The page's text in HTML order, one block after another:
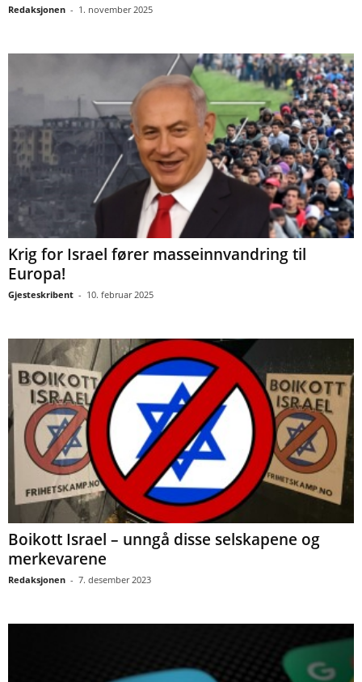
Redaksjonen - 1. november 2025
Krig for Israel fører masseinnvandring til
Europa!
Gjesteskribent - 10. februar 2025
Boikott Israel – unngå disse selskapene og
merkevarene
Redaksjonen - 7. desember 2023